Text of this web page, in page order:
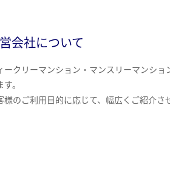
会社について
ークリーマンション・マンスリーマンショ
。
様のご利用目的に応じて、幅広くご紹介さ